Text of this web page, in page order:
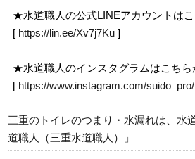
★水道職人の公式LINEアカウントはこ
[ https://lin.ee/Xv7j7Ku ]
★水道職人のインスタグラムはこちら
[ https://www.instagram.com/suido_pro/
三重のトイレのつまり・水漏れは、水
道職人（三重水道職人）」